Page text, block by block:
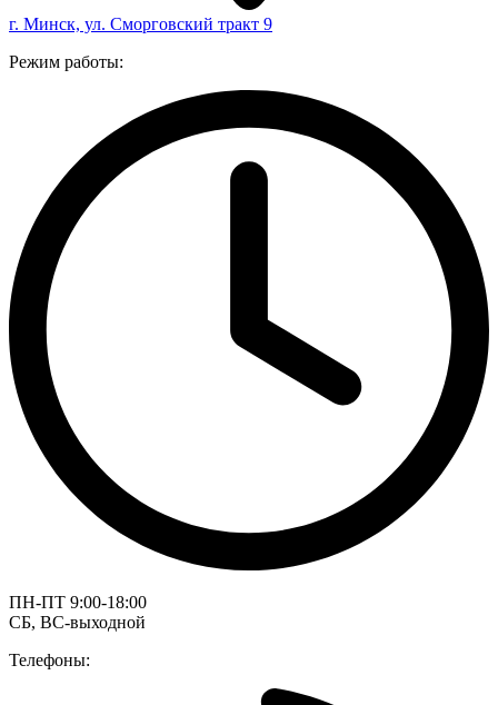
г. Минск, ул. Сморговский тракт 9
Режим работы:
ПН-ПТ 9:00-18:00
СБ, ВС-выходной
Телефоны: